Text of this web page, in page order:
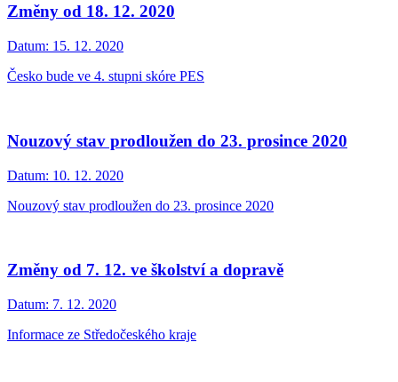
Změny od 18. 12. 2020
Datum: 15. 12. 2020
Česko bude ve 4. stupni skóre PES
Nouzový stav prodloužen do 23. prosince 2020
Datum: 10. 12. 2020
Nouzový stav prodloužen do 23. prosince 2020
Změny od 7. 12. ve školství a dopravě
Datum: 7. 12. 2020
Informace ze Středočeského kraje